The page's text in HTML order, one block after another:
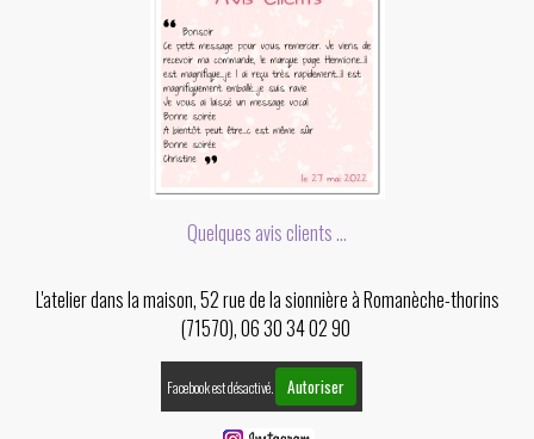
Quelques avis clients ...
L'atelier dans la maison, 52 rue de la sionnière à Romanèche-thorins
(71570), 06 30 34 02 90
Facebook est désactivé. Autoriser